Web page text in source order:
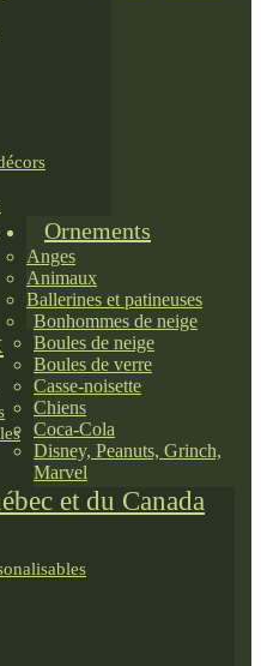
et du Canada
Ornements
Anges
Animaux
Ballerines et patineuses
Bonhommes de neige
Boules de neige
Boules de verre
Casse-noisette
Chiens
Coca-Cola
Disney, Peanuts, Grinch,
Marvel